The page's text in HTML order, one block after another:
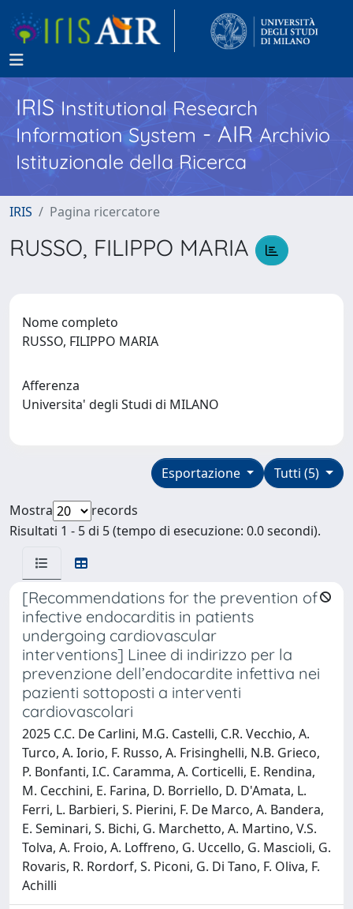
IRISInstitutional Research
Information System - AIR Archivio
Istituzionale della Ricerca
IRIS Pagina ricercatore
RUSSO, FILIPPO MARIA
Nome completo
RUSSO, FILIPPO MARIA
Afferenza
Universita' degli Studi di MILANO
Tutti (5)
Esportazione
Mostra
records
Risultati 1 - 5 di 5 (tempo di esecuzione: 0.0 secondi).
[Recommendations for the prevention of
infective endocarditis in patients
undergoing cardiovascular
interventions] Linee di indirizzo per la
prevenzione dell’endocardite infettiva nei
pazienti sottoposti a interventi
cardiovascolari
2025 C.C. De Carlini, M.G. Castelli, C.R. Vecchio, A.
Turco, A. Iorio, F. Russo, A. Frisinghelli, N.B. Grieco,
P. Bonfanti, I.C. Caramma, A. Corticelli, E. Rendina,
M. Cecchini, E. Farina, D. Borriello, D. D'Amata, L.
Ferri, L. Barbieri, S. Pierini, F. De Marco, A. Bandera,
E. Seminari, S. Bichi, G. Marchetto, A. Martino, V.S.
Tolva, A. Froio, A. Loffreno, G. Uccello, G. Mascioli, G.
Rovaris, R. Rordorf, S. Piconi, G. Di Tano, F. Oliva, F.
Achilli